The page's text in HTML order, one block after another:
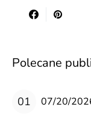
Polecane
07/20/